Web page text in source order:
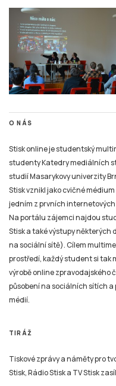
O NÁS
Stisk online je studentský
studenty Katedry mediálních
studií Masarykovy univerzity
Stisk vznikl jako cvičné
jedním z prvních internetových
Na portálu zájemci najdou
Stisk a také výstupy
na sociální sítě). Cílem
prostředí, každý student si tak
výrobě online zpravodajského
působení na sociálních sítích
médií.
TIRÁŽ
Tiskové zprávy a náměty pro
Stisk, Rádio Stisk a TV Stisk